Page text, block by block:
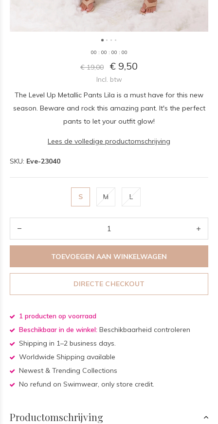
00 : 00 : 00 : 00
€ 19,00 € 9,50
Incl. btw
The Level Up Metallic Pants Lila is a must have for this new
season. Beware and rock this amazing pant. It's the perfect
pants to let your outfit glow!
Lees de volledige productomschrijving
SKU: Eve-23040
S M L
TOEVOEGEN AAN WINKELWAGEN
DIRECTE CHECKOUT
1 producten op voorraad
Beschikbaar in de winkel: Beschikbaarheid controleren
Shipping in 1–2 business days.
Worldwide Shipping available
Newest & Trending Collections
No refund on Swimwear, only store credit.
Productomschrijving